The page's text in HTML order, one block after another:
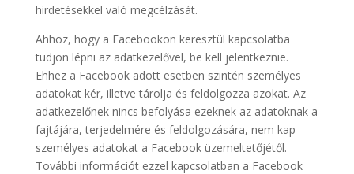
hirdetésekkel való megcélzását.
Ahhoz, hogy a Facebookon keresztül kapcsolatba
tudjon lépni az adatkezelővel, be kell jelentkeznie.
Ehhez a Facebook adott esetben szintén személyes
adatokat kér, illetve tárolja és feldolgozza azokat. Az
adatkezelőnek nincs befolyása ezeknek az adatoknak a
fajtájára, terjedelmére és feldolgozására, nem kap
személyes adatokat a Facebook üzemeltetőjétől.
További információt ezzel kapcsolatban a Facebook